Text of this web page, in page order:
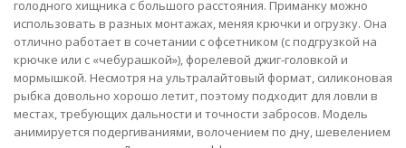
голодного хищника с большого расстояния. Приманку можно
использовать в разных монтажах, меняя крючки и огрузку. Она
отлично работает в сочетании с офсетником (с подгрузкой на
крючке или с «чебурашкой»), форелевой джиг-головкой и
мормышкой. Несмотря на ультралайтовый формат, силиконовая
рыбка довольно хорошо летит, поэтому подходит для ловли в
местах, требующих дальности и точности забросов. Модель
анимируется подергиваниями, волочением по дну, шевелением